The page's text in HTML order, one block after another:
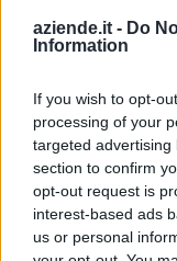
aziende.it - Do
Information
If you wish to opt-
processing of your
targeted
section to confirm
opt-out request is
interest-based ads
us or personal
CIEMME
P.A.M.
PRODUZIONI
ASFALTI
MERIDIONALI SRL
GREEN GARDEN